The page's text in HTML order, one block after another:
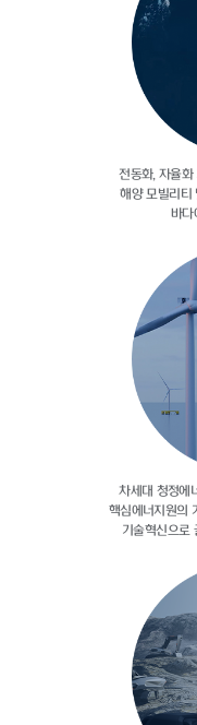
전동화, 자율화
해양 모빌리티
바다
차세대 청정에
핵심에너지원의
기술혁신으로